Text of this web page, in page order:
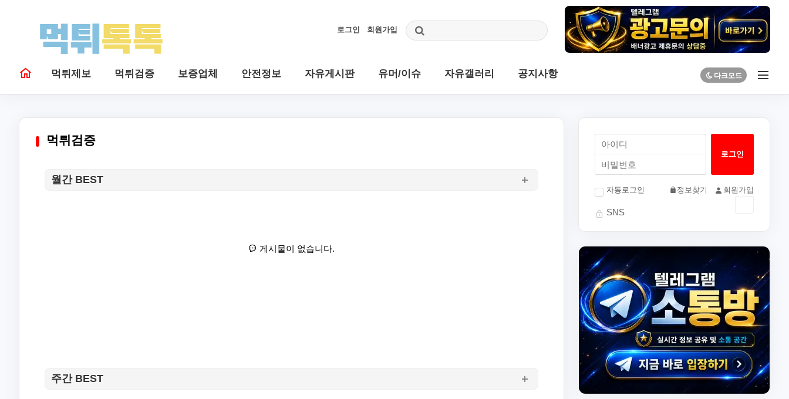
로그인 회원가입
먹튀제보 먹튀검증 보증업체 안전정보 자유게시판 유머/이슈 자유갤러리 공지사항
먹튀검증
월간 BEST
게시물이 없습니다.
주간 BEST
자동로그인 정보찾기 회원가입
SNS